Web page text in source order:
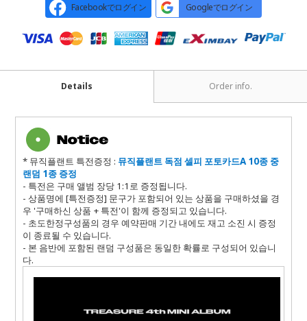
Facebookでログイン Googleでログイン
Details Order info.
* 뮤직플랜트 특전증정 : 뮤직플랜트 독점 셀피 포토카드A 10종 중
랜덤 1종 증정
- 특전은 구매 앨범 장당 1:1로 증정됩니다.
- 상품명에 [특전증정] 문구가 포함되어 있는 상품을 구매하셨을 경
우 '구매하신 상품 + 특전'이 함께 증정되고 있습니다.
- 초도한정구성품의 경우 예약판매 기간 내에도 재고 소진 시 증정
이 종료될 수 있습니다.
- 본 음반에 포함된 랜덤 구성품은 동일한 확률로 구성되어 있습니
다.